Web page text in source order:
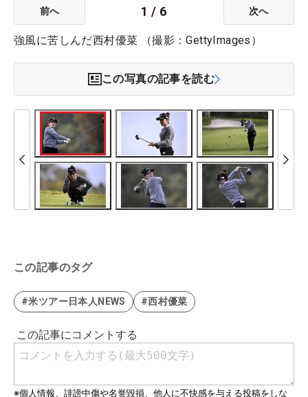
前へ 1 / 6 次へ
強風に苦しんだ西村優菜 （撮影：GettyImages）
この写真の記事を読む
この記事のタグ
#米ツアー日本人NEWS #西村優菜